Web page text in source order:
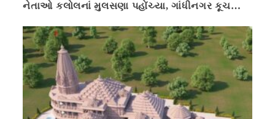
નેતાઓ કલોલનાં મુલસણા પહોંચ્યા, ગાંધીનગર કૂચ